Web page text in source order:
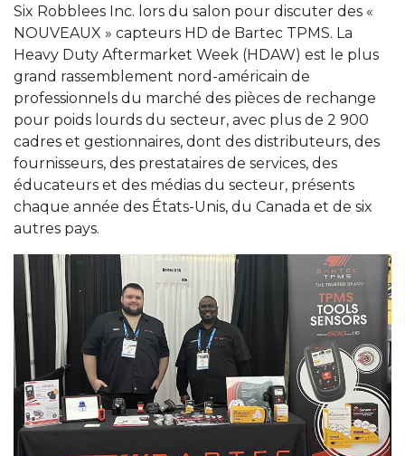
Six Robblees Inc. lors du salon pour discuter des «
NOUVEAUX » capteurs HD de Bartec TPMS. La
Heavy Duty Aftermarket Week (HDAW) est le plus
grand rassemblement nord-américain de
professionnels du marché des pièces de rechange
pour poids lourds du secteur, avec plus de 2 900
cadres et gestionnaires, dont des distributeurs, des
fournisseurs, des prestataires de services, des
éducateurs et des médias du secteur, présents
chaque année des États-Unis, du Canada et de six
autres pays.